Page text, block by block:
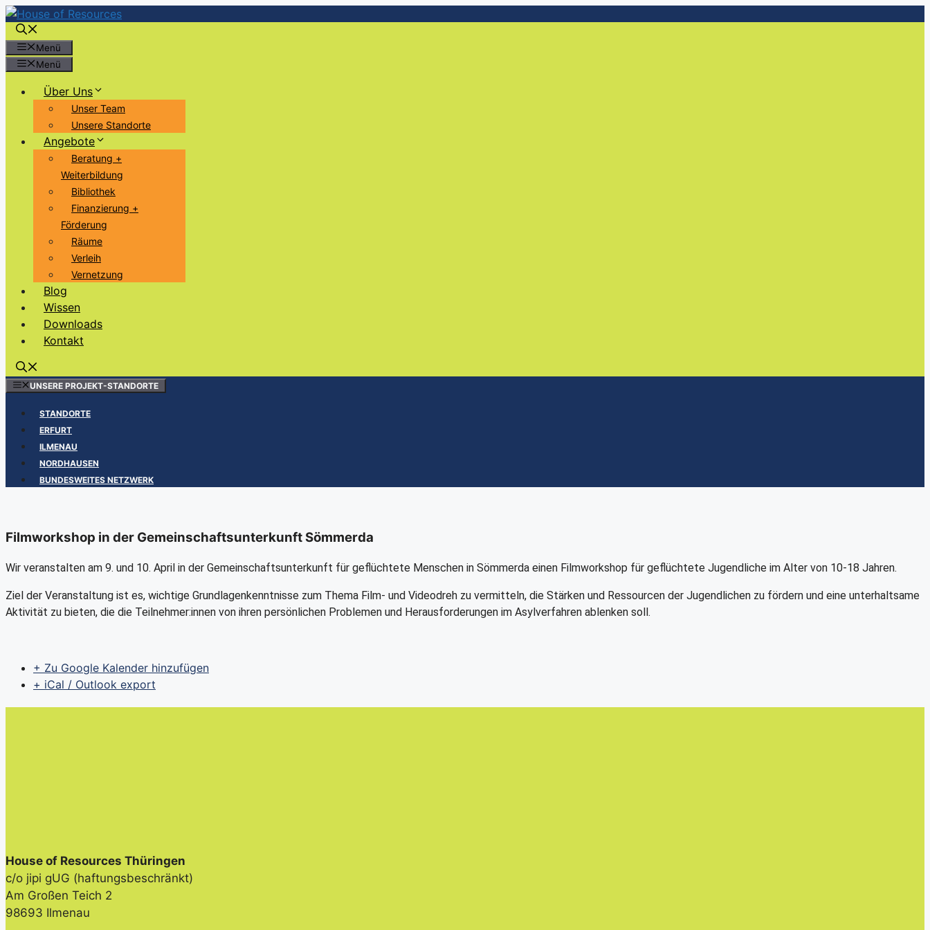
Zum
Inhalt
springenMenü
Menü
Über Uns
Unser Team
Unsere Standorte
Angebote
Beratung +
Weiterbildung
Bibliothek
Finanzierung +
Förderung
Räume
Verleih
Vernetzung
Blog
Wissen
Downloads
Kontakt
UNSERE PROJEKT-STANDORTE
STANDORTE
ERFURT
ILMENAU
NORDHAUSEN
BUNDESWEITES NETZWERK
Filmworkshop in der Gemeinschaftsunterkunft Sömmerda
Wir veranstalten am 9. und 10. April in der Gemeinschaftsunterkunft für geflüchtete Menschen in Sömmerda einen Filmworkshop für geflüchtete Jugendliche im Alter von 10-18 Jahren.
Ziel der Veranstaltung ist es, wichtige Grundlagenkenntnisse zum Thema Film- und Videodreh zu vermitteln, die Stärken und Ressourcen der Jugendlichen zu fördern und eine unterhaltsame
Aktivität zu bieten, die die Teilnehmer:innen von ihren persönlichen Problemen und Herausforderungen im Asylverfahren ablenken soll.
+ Zu Google Kalender hinzufügen
+ iCal / Outlook export
House of Resources Thüringen
c/o jipi gUG (haftungsbeschränkt)
Am Großen Teich 2
98693 Ilmenau